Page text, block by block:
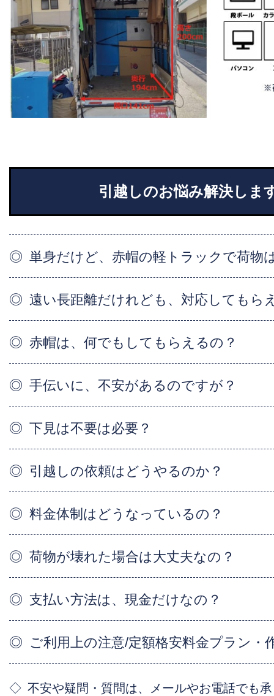
引越しのお悩み解決しま
単身だけど、赤帽の軽トラックで荷物
遠い長距離だけれども、対応してもら
赤帽は、何でもしてもらえるの？
手伝いに、不安があるのですが？
下見は不要は必要？
引越しの依頼はどうやるのか？
料金体制はどうなっているの？
荷物が壊れた場合は大丈夫なの？
支払い方法は、現金だけなの？
ご利用上の注意/定額格安料金プラン・
不安や疑問・質問は、メールやお電話でも